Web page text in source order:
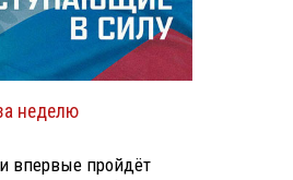
неделю
впервые пройдёт